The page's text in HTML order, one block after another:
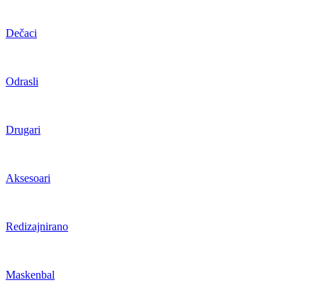
Dečaci
Odrasli
Drugari
Aksesoari
Redizajnirano
Maskenbal